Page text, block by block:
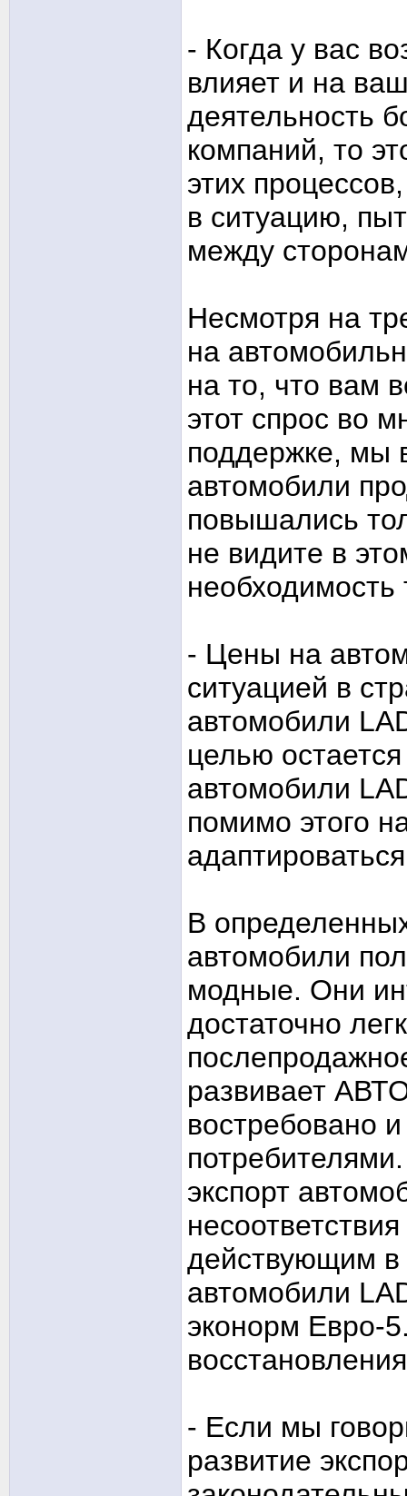
- Когда у вас
влияет и на
деятельность
компаний, то
этих
в ситуацию,
между
Несмотря на
на
на то, что вам
этот спрос во
поддержке, мы
автомобили
повышались
не видите в
- Цены на
ситуацией в
автомобили
целью
автомобили
помимо этого
В
автомобили
модные. Они
достаточно
развивает
востребовано
экспорт
действующим
автомобили
эконорм Евро-
- Если мы
развитие